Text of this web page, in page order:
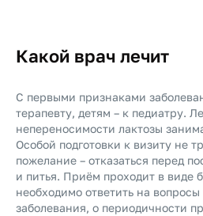
Какой врач лечит
С первыми признаками
терапевту, детям – к педиатру.
непереносимости лактозы
Особой подготовки к визиту не
пожелание – отказаться перед
и питья. Приём проходит в виде
необходимо ответить на
заболевания, о периодичности